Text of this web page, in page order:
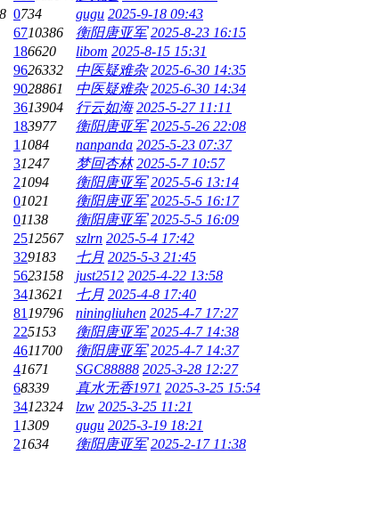
0734 gugu 2025-9-18 09:43
6710386 衡阳唐亚军 2025-8-23 16:15
186620 libom 2025-8-15 15:31
9626332 中医疑难杂 2025-6-30 14:35
9028861 中医疑难杂 2025-6-30 14:34
3613904 行云如海 2025-5-27 11:11
183977 衡阳唐亚军 2025-5-26 22:08
11084 nanpanda 2025-5-23 07:37
31247 梦回杏林 2025-5-7 10:57
21094 衡阳唐亚军 2025-5-6 13:14
01021 衡阳唐亚军 2025-5-5 16:17
01138 衡阳唐亚军 2025-5-5 16:09
2512567 szlrn 2025-5-4 17:42
329183 七月 2025-5-3 21:45
5623158 just2512 2025-4-22 13:58
3413621 七月 2025-4-8 17:40
8119796 niningliuhen 2025-4-7 17:27
225153 衡阳唐亚军 2025-4-7 14:38
4611700 衡阳唐亚军 2025-4-7 14:37
41671 SGC88888 2025-3-28 12:27
68339 真水无香1971 2025-3-25 15:54
3412324 lzw 2025-3-25 11:21
11309 gugu 2025-3-19 18:21
21634 衡阳唐亚军 2025-2-17 11:38